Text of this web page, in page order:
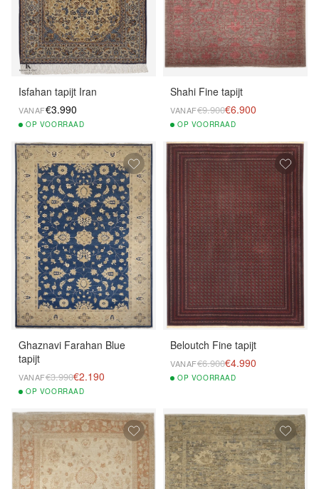
Isfahan tapijt Iran
VANAF€3.990
OP VOORRAAD
Shahi Fine tapijt
VANAF€9.900€6.900
OP VOORRAAD
Ghaznavi Farahan Blue
tapijt
VANAF€3.990€2.190
OP VOORRAAD
Beloutch Fine tapijt
VANAF€6.900€4.990
OP VOORRAAD